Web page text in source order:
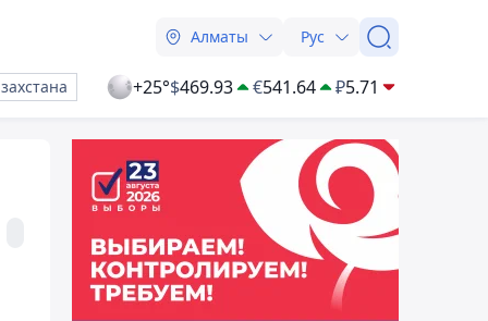
Алматы Рус
+25°$469.93 €541.64 ₽5.71